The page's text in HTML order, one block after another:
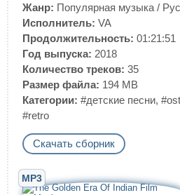
Жанр: Популярная музыка /
Исполнитель: VA
Продолжительность: 01:21:51
Год выпуска: 2018
Количество треков: 35
Размер файла: 194 MB
Категории: #детские песни, #ost
#retro
Скачать сборник
MP3